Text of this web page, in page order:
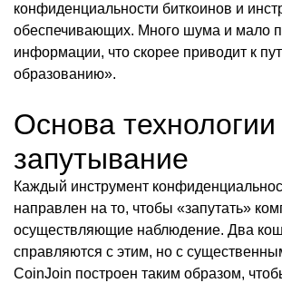
конфиденциальности биткоинов и
обеспечивающих. Много шума и мало
информации, что скорее приводит к
образованию».
Основа
запутывание
Каждый инструмент
направлен на то, чтобы «запутать»
осуществляющие наблюдение. Два
справляются с этим, но с
CoinJoin построен таким образом,